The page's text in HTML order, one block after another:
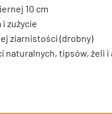
10 cm
zużycie
ziarnistości (drobny)
naturalnych, tipsów, żeli i